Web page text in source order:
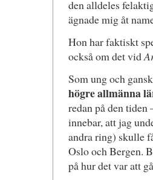
den alldeles
ägnade mig åt
Hon har faktiskt
också om det vid
Som ung och
högre allmänna
redan på den
innebar, att jag
andra ring) skulle
Oslo och Bergen.
på hur det var att